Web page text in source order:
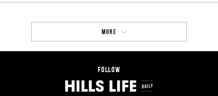
MORE
FOLLOW